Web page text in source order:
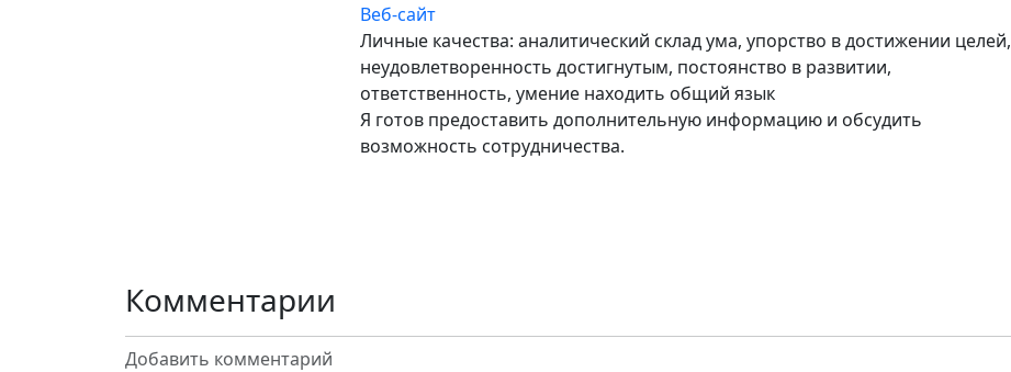
Веб-сайт
Личные качества: аналитический склад ума, упорство в достижении целей,
неудовлетворенность достигнутым, постоянство в развитии,
ответственность, умение находить общий язык
Я готов предоставить дополнительную информацию и обсудить
возможность сотрудничества.
Комментарии
Добавить комментарий